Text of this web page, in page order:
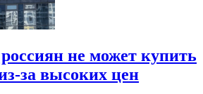
не может купить
за высоких цен